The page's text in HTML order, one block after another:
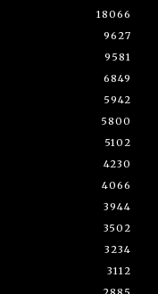
18066
9627
9581
6849
5942
5800
5102
4230
4066
3944
3502
3234
3112